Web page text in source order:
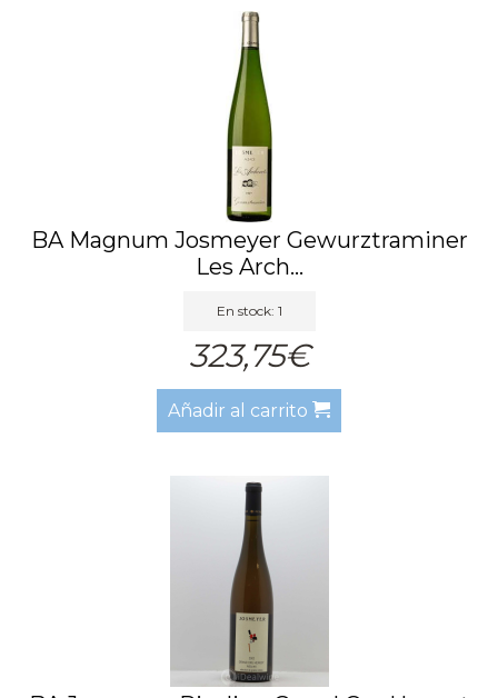
BA Magnum Josmeyer Gewurztraminer
Les Arch...
En stock: 1
323,75€
Añadir al carrito